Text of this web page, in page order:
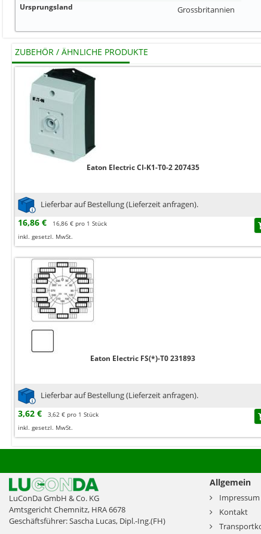
Ursprungsland Grossbritannien
ZUBEHÖR / ÄHNLICHE PRODUKTE
Eaton Electric CI-K1-T0-2 207435
Lieferbar auf Bestellung (Lieferzeit anfragen).
16,86 €
16,86 € pro 1 Stück
inkl. gesetzl. MwSt.
Eaton Electric FS(*)-T0 231893
Lieferbar auf Bestellung (Lieferzeit anfragen).
3,62 €
3,62 € pro 1 Stück
inkl. gesetzl. MwSt.
LuConDa GmbH & Co. KG
Amtsgericht Chemnitz, HRA 6678
Geschäftsführer: Sascha Lucas, Dipl.-Ing.(FH)
Allgemein
Impressum
Kontakt